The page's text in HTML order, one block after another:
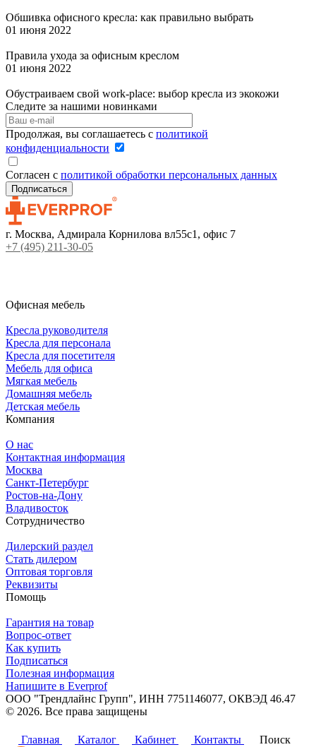
Обшивка офисного кресла: как правильно выбрать
01 июня 2022
Правила ухода за офисным креслом
01 июня 2022
Обустраиваем свой work-place: выбор кресла из экокожи
Следите за нашими новинками
Продолжая, вы соглашаетесь с политикой
конфиденциальности
Согласен с политикой обработки персональных данных
г. Москва, Адмирала Корнилова вл55с1, офис 7
+7 (495) 211-30-05
Офисная мебель
Кресла руководителя
Кресла для персонала
Кресла для посетителя
Мебель для офиса
Мягкая мебель
Домашняя мебель
Детская мебель
Компания
О нас
Контактная информация
Москва
Санкт-Петербург
Ростов-на-Дону
Владивосток
Сотрудничество
Дилерский раздел
Стать дилером
Оптовая торговля
Реквизиты
Помощь
Гарантия на товар
Вопрос-ответ
Как купить
Подписаться
Полезная информация
Напишите в Everprof
ООО "Трендлайнс Групп", ИНН 7751146077, ОКВЭД 46.47
© 2026. Все права защищены
Главная
Каталог Кабинет Контакты Поиск